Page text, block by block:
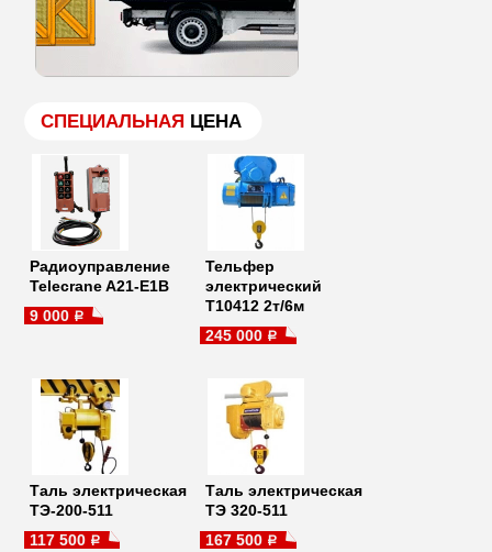
СПЕЦИАЛЬНАЯ ЦЕНА
Радиоуправление
Telecrane A21-E1B
9 000 a
Тельфер
электрический
Т10412 2т/6м
245 000 a
Таль электрическая
ТЭ-200-511
117 500 a
Таль электрическая
ТЭ 320-511
167 500 a